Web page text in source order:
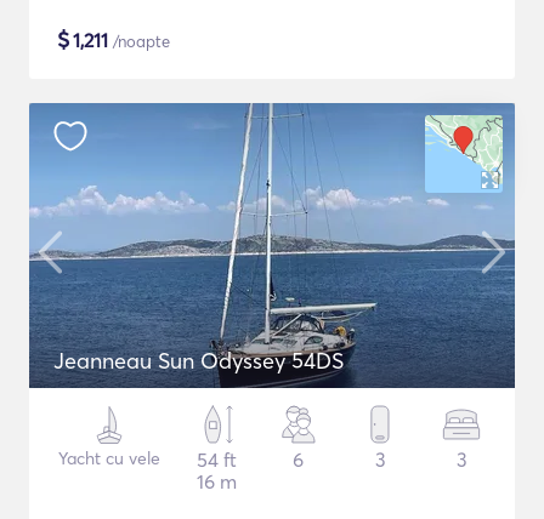
$1,211 /noapte
Jeanneau Sun Odyssey 54DS
Yacht cu vele
54 ft
16 m
6 3 3